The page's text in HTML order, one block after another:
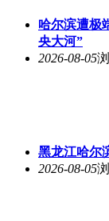
哈尔滨遭极
央大河”
2026-08-05
黑龙江哈尔
2026-08-05